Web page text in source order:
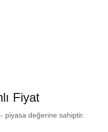
Fiyat
piyasa değerine sahiptir.